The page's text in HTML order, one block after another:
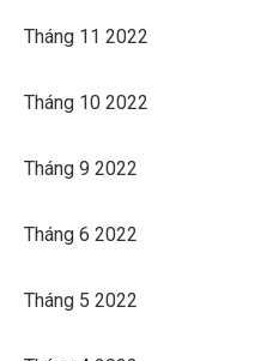
Tháng 11 2022
Tháng 10 2022
Tháng 9 2022
Tháng 6 2022
Tháng 5 2022